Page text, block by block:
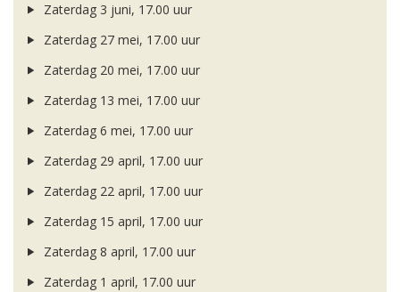
Zaterdag 3 juni, 17.00 uur
Zaterdag 27 mei, 17.00 uur
Zaterdag 20 mei, 17.00 uur
Zaterdag 13 mei, 17.00 uur
Zaterdag 6 mei, 17.00 uur
Zaterdag 29 april, 17.00 uur
Zaterdag 22 april, 17.00 uur
Zaterdag 15 april, 17.00 uur
Zaterdag 8 april, 17.00 uur
Zaterdag 1 april, 17.00 uur